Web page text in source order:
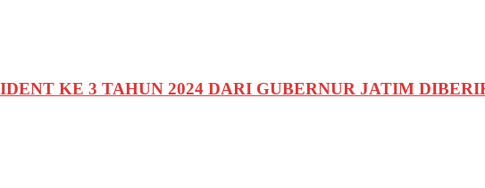
KE 3 TAHUN 2024 DARI GUBERNUR JATIM